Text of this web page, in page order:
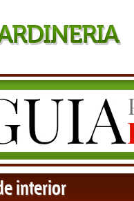
interior